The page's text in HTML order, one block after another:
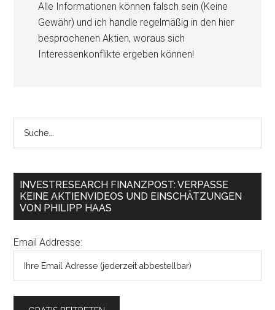
Alle Informationen können falsch sein (Keine
Gewähr) und ich handle regelmäßig in den hier
besprochenen Aktien, woraus sich
Interessenkonflikte ergeben können!
INVESTRESEARCH FINANZPOST: VERPASSE
KEINE AKTIENVIDEOS UND EINSCHÄTZUNGEN
VON PHILIPP HAAS
Email Addresse: